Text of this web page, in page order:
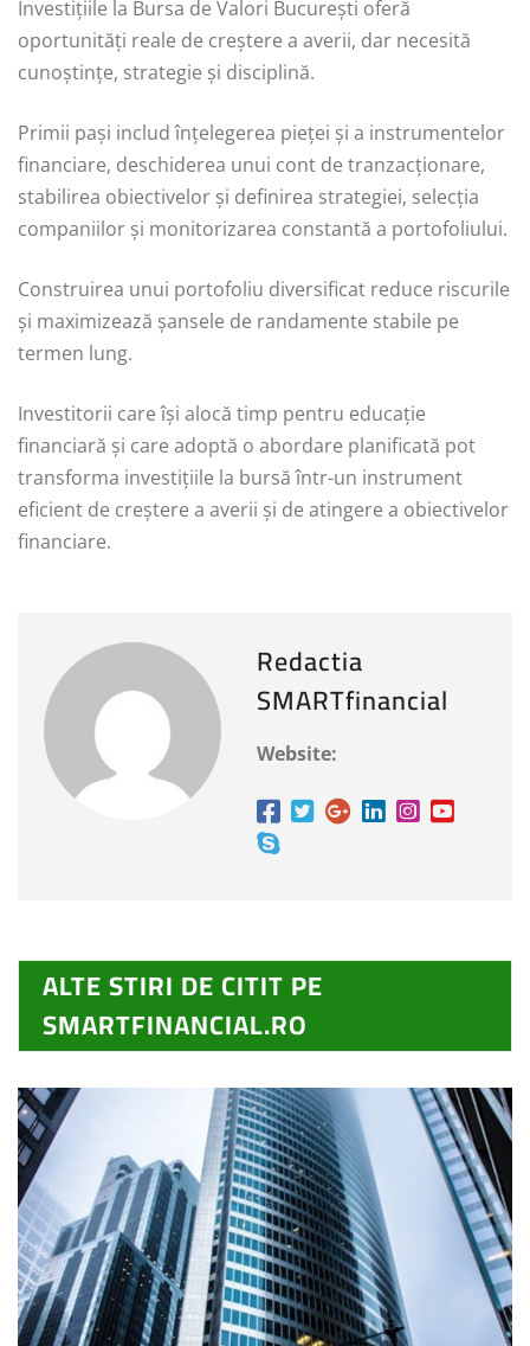
Investițiile la Bursa de Valori București oferă
oportunități reale de creștere a averii, dar necesită
cunoștințe, strategie și disciplină.
Primii pași includ înțelegerea pieței și a instrumentelor
financiare, deschiderea unui cont de tranzacționare,
stabilirea obiectivelor și definirea strategiei, selecția
companiilor și monitorizarea constantă a portofoliului.
Construirea unui portofoliu diversificat reduce riscurile
și maximizează șansele de randamente stabile pe
termen lung.
Investitorii care își alocă timp pentru educație
financiară și care adoptă o abordare planificată pot
transforma investițiile la bursă într-un instrument
eficient de creștere a averii și de atingere a obiectivelor
financiare.
Redactia
SMARTfinancial
Website:
ALTE STIRI DE CITIT PE
SMARTFINANCIAL.RO